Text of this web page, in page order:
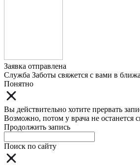
Заявка отправлена
Служба Заботы свяжется с вами в
Понятно
Вы действительно хотите прервать
Возможно, потом у врача не останется
Продолжить запись
Поиск по сайту